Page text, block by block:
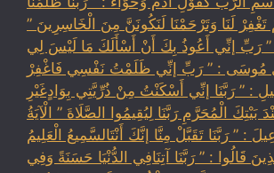
تَغْفِرْ لَنَا وَتَرْحَمْنَا لَنَكُونَنَّ مِنَ الْخَاسِرِينَ ”
رَبِّ إنِّي أَعُوذُ بِكَ أَنْ أَسْأَلَكَ مَا لَيْسَ لِي
مُوسَى : ” رَبِّ إنِّي ظَلَمْتُ نَفْسِي فَاغْفِرْ
: ” رَبَّنَا إنِّي أَسْكَنْتُ مِنْ ذُرِّيَّتِي بِوَادٍغَيْرِ
بَيْتِكَ الْمُحَرَّمِ رَبَّنَا لِيُقِيمُوا الصَّلَاةَ ” الْآيَةُ
: ” رَبَّنَا تَقَبَّلْ مِنَّا إنَّكَ أَنْتَالسَّمِيعُ الْعَلِيمُ
قَالُوا : ” رَبَّنَا آتِنَافِي الدُّنْيَا حَسَنَةً وَفِي